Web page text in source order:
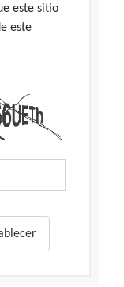
este sitio
este